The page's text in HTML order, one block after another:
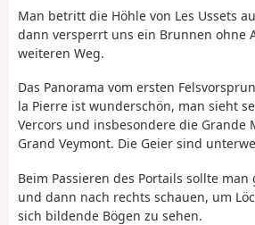
Man betritt die Höhle von Les Ussets
dann versperrt uns ein Brunnen ohne
weiteren Weg.
Das Panorama vom ersten
la Pierre ist wunderschön, man sieht
Vercors und insbesondere die Grande
Grand Veymont. Die Geier sind
Beim Passieren des Portails sollte
und dann nach rechts schauen, um
sich bildende Bögen zu sehen.